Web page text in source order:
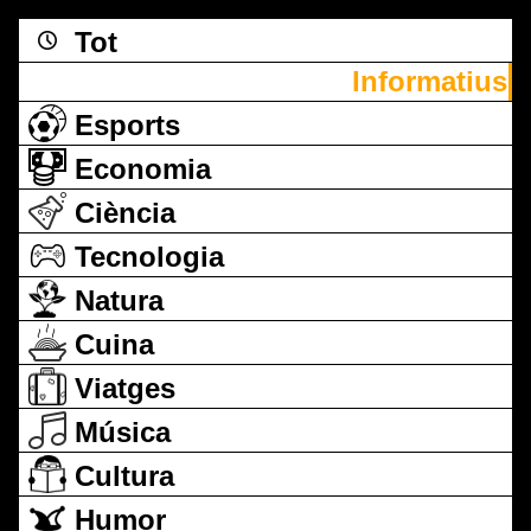
Tot
Informatius
Esports
Economia
Ciència
Tecnologia
Natura
Cuina
Viatges
Música
Cultura
Humor